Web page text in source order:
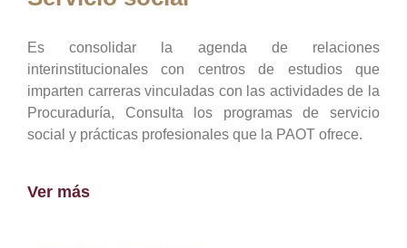
Es consolidar la agenda de relaciones
interinstitucionales con centros de estudios que
imparten carreras vinculadas con las actividades de la
Procuraduría, Consulta los programas de servicio
social y prácticas profesionales que la PAOT ofrece.
Ver más